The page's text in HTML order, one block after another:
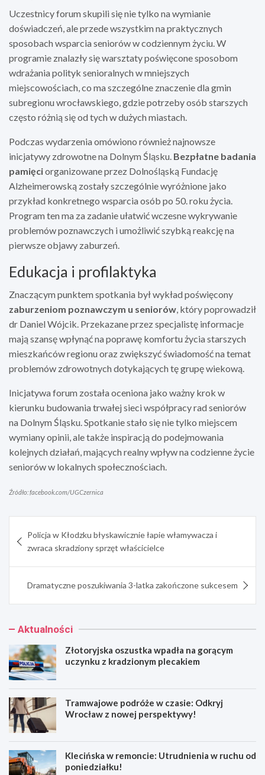
Uczestnicy forum skupili się nie tylko na wymianie
doświadczeń, ale przede wszystkim na praktycznych
sposobach wsparcia seniorów w codziennym życiu. W
programie znalazły się warsztaty poświęcone sposobom
wdrażania polityk senioralnych w mniejszych
miejscowościach, co ma szczególne znaczenie dla gmin
subregionu wrocławskiego, gdzie potrzeby osób starszych
często różnią się od tych w dużych miastach.
Podczas wydarzenia omówiono również najnowsze
inicjatywy zdrowotne na Dolnym Śląsku. Bezpłatne badania
pamięciorganizowane przez Dolnośląską Fundację
Alzheimerowską zostały szczególnie wyróżnione jako
przykład konkretnego wsparcia osób po 50. roku życia.
Program ten ma za zadanie ułatwić wczesne wykrywanie
problemów poznawczych i umożliwić szybką reakcję na
pierwsze objawy zaburzeń.
Edukacja i profilaktyka
Znaczącym punktem spotkania był wykład poświęcony
zaburzeniom poznawczym u seniorów, który poprowadził
dr Daniel Wójcik. Przekazane przez specjalistę informacje
mają szansę wpłynąć na poprawę komfortu życia starszych
mieszkańców regionu oraz zwiększyć świadomość na temat
problemów zdrowotnych dotykających tę grupę wiekową.
Inicjatywa forum została oceniona jako ważny krok w
kierunku budowania trwałej sieci współpracy rad seniorów
na Dolnym Śląsku. Spotkanie stało się nie tylko miejscem
wymiany opinii, ale także inspiracją do podejmowania
kolejnych działań, mających realny wpływ na codzienne życie
seniorów w lokalnych społecznościach.
Źródło: facebook.com/UGCzernica
wpisu
Policja w Kłodzku błyskawicznie łapie włamywacza i
zwraca skradziony sprzęt właścicielce
Dramatyczne poszukiwania 3-latka zakończone sukcesem
Aktualności
Złotoryjska oszustka wpadła na gorącym
uczynku z kradzionym plecakiem
Tramwajowe podróże w czasie: Odkryj
Wrocław z nowej perspektywy!
Klecińska w remoncie: Utrudnienia w ruchu od
poniedziałku!